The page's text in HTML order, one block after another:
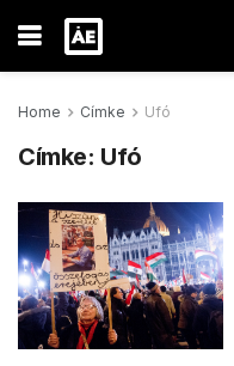
Home Címke Ufó
Címke: Ufó